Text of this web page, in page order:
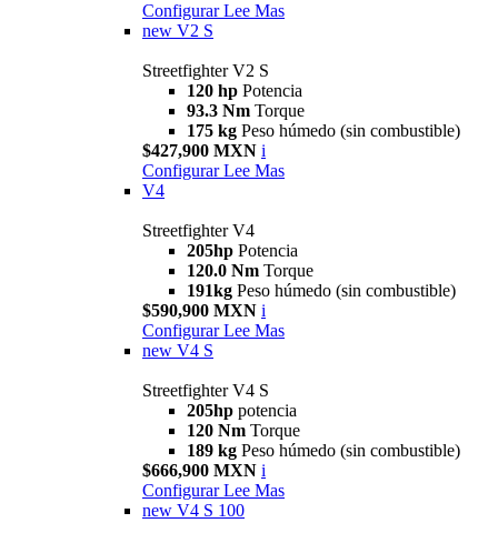
Configurar Lee Mas
new V2 S
Streetfighter V2 S
120 hp Potencia
93.3 Nm Torque
175 kg Peso húmedo (sin combustible)
$427,900 MXN i
Configurar Lee Mas
V4
Streetfighter V4
205hp Potencia
120.0 Nm Torque
191kg Peso húmedo (sin combustible)
$590,900 MXN i
Configurar Lee Mas
new V4 S
Streetfighter V4 S
205hp potencia
120 Nm Torque
189 kg Peso húmedo (sin combustible)
$666,900 MXN i
Configurar Lee Mas
new V4 S 100